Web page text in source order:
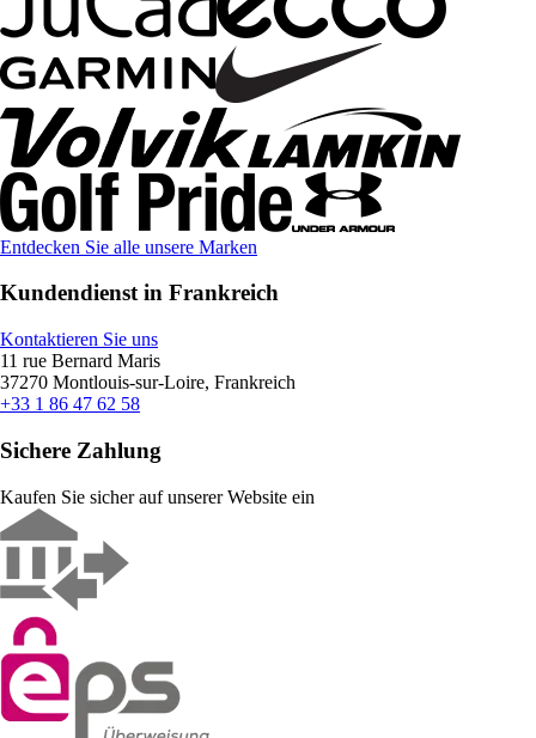
Entdecken Sie alle unsere Marken
Kundendienst in Frankreich
Kontaktieren Sie uns
11 rue Bernard Maris
37270 Montlouis-sur-Loire, Frankreich
+33 1 86 47 62 58
Sichere Zahlung
Kaufen Sie sicher auf unserer Website ein